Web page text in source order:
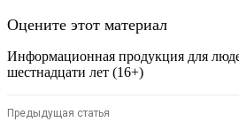
Оцените этот материал
Информационная продукция для
шестнадцати лет (16+)
Предыдущая статья